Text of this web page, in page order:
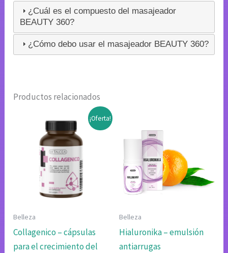
¿Cuál es el compuesto del masajeador
BEAUTY 360?
¿Cómo debo usar el masajeador BEAUTY 360?
Productos relacionados
¡Oferta!
Belleza
Collagenico – cápsulas
para el crecimiento del
Belleza
Hialuronika – emulsión
antiarrugas